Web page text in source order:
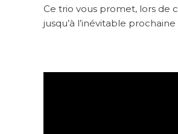
Ce trio vous promet, lors de
jusqu’à l’inévitable